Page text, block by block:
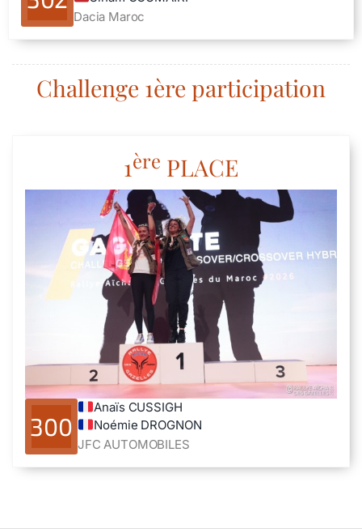
Dacia Maroc
Challenge 1ère participation
1ère PLACE
300
Anaïs CUSSIGH
Noémie DROGNON
JFC AUTOMOBILES